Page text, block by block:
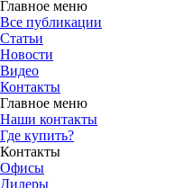
Главное меню
Все публикации
Статьи
Новости
Видео
Контакты
Главное меню
Наши контакты
Где купить?
Контакты
Офисы
Дилеры